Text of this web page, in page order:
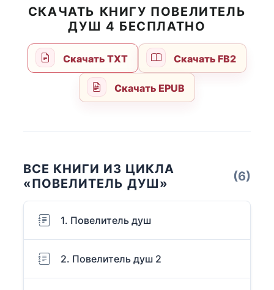
СКАЧАТЬ КНИГУ ПОВЕЛИТЕЛЬ
ДУШ 4 БЕСПЛАТНО
Скачать TXT Скачать FB2
Скачать EPUB
ВСЕ КНИГИ ИЗ ЦИКЛА
«ПОВЕЛИТЕЛЬ ДУШ»
(6)
1. Повелитель душ
2. Повелитель душ 2